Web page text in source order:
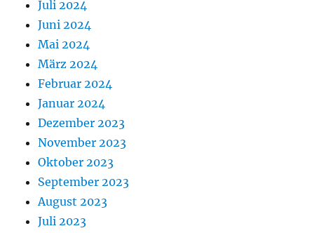
Juli 2024
Juni 2024
Mai 2024
März 2024
Februar 2024
Januar 2024
Dezember 2023
November 2023
Oktober 2023
September 2023
August 2023
Juli 2023